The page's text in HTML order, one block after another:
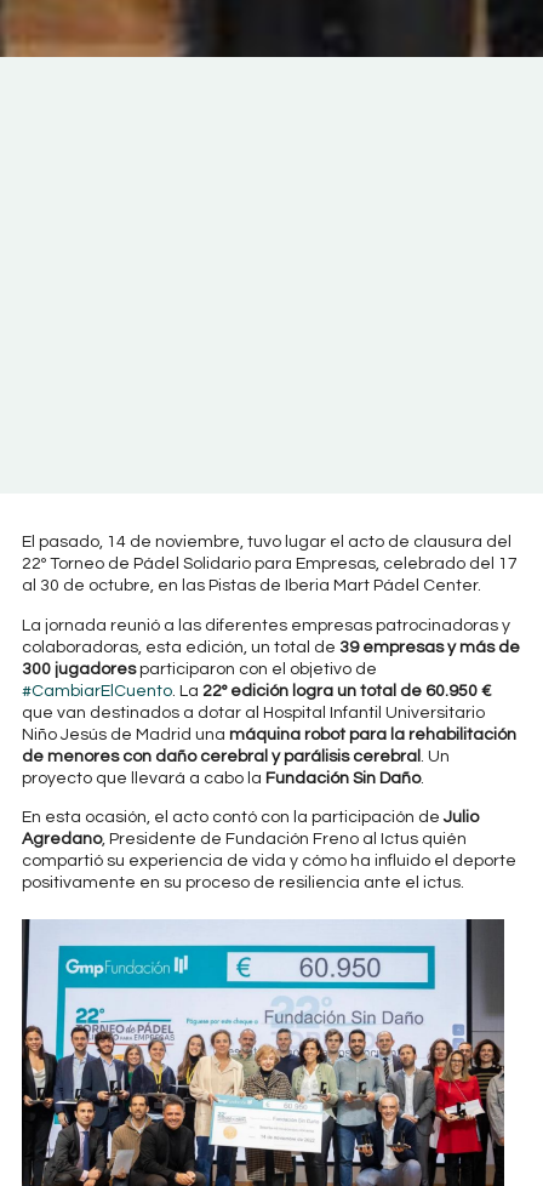
El pasado, 14 de noviembre, tuvo lugar el acto de clausura del
22º Torneo de Pádel Solidario para Empresas, celebrado del 17
al 30 de octubre, en las Pistas de Iberia Mart Pádel Center.
La jornada reunió a las diferentes empresas patrocinadoras y
colaboradoras, esta edición, un total de 39 empresas y más de
300 jugadoresparticiparon con el objetivo de
#CambiarElCuento. La 22º edición logra un total de 60.950 €
que van destinados a dotar al Hospital Infantil Universitario
Niño Jesús de Madrid una máquina robot para la rehabilitación
de menores con daño cerebral y parálisis cerebral
. Un
proyecto que llevará a cabo la Fundación Sin Daño.
En esta ocasión, el acto contó con la participación deJulio
Agredano, Presidente de Fundación Freno al Ictus quién
compartió su experiencia de vida y cómo ha influido el deporte
positivamente en su proceso de resiliencia ante el ictus.